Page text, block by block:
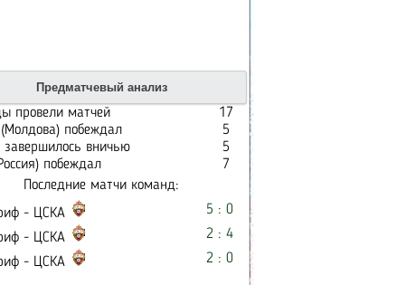
Предматчевый анализ
провели матчей
17
побеждал
5
завершилось вничью
5
побеждал
7
Последние матчи команд:
- ЦСКА
5 : 0
- ЦСКА
2 : 4
- ЦСКА
2 : 0